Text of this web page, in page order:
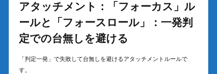
アタッチメント：「フォーカス」ル
ールと「フォースロール」：一発判
定での台無しを避ける
「判定一発」で失敗して台無しを避けるアタッチメントルールで
す。